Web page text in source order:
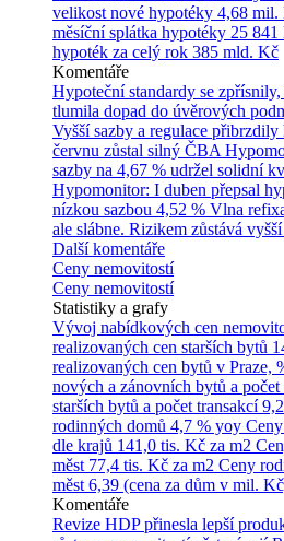
velikost nové hypotéky 4,68 mil.
měsíční splátka hypotéky 25 841
hypoték za celý rok 385 mld. Kč
Komentáře
Hypoteční standardy se
tlumila dopad do úvěrových
Vyšší sazby a regulace
červnu zůstal silný ČBA
sazby na 4,67 % udržel solidní
Hypomonitor: I duben přepsal
nízkou sazbou 4,52 % Vlna
ale slábne. Rizikem zůstává
Další komentáře
Ceny nemovitostí
Ceny nemovitostí
Statistiky a grafy
Vývoj nabídkových cen
realizovaných cen starších bytů
realizovaných cen bytů v Praze,
nových a zánovních bytů a počet
starších bytů a počet transakcí
rodinných domů 4,7 % yoy
dle krajů 141,0 tis. Kč za m2
měst 77,4 tis. Kč za m2 Ceny
měst 6,39 (cena za dům v mil.
Komentáře
Revize HDP přinesla lepší